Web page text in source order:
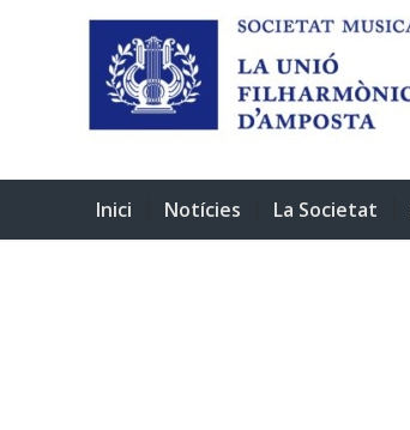
Inici Notícies La Societat